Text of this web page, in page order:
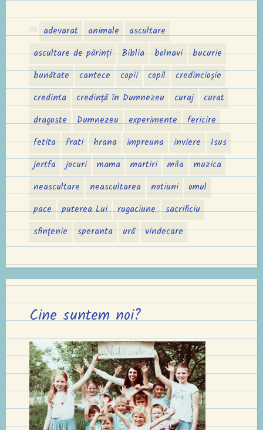
adevarat animale
ascultare
ascultare de părinți
Biblia bolnavi
bucurie
bunătate
cantece copii copil
credincioșie
credinta
credință în Dumnezeu curaj
curat
dragoste
Dumnezeu experimente
fericire
fetita
frati hrana impreuna inviere
Isus
jertfa
jocuri mama martiri mila
muzica
neascultare
neascultarea notiuni
omul
pace
puterea Lui rugaciune
sacrificiu
sfințenie
speranta ură vindecare
Cine suntem noi?